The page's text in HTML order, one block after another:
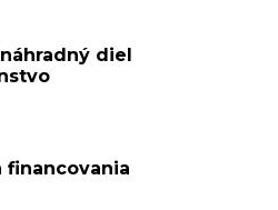
diel
financovania